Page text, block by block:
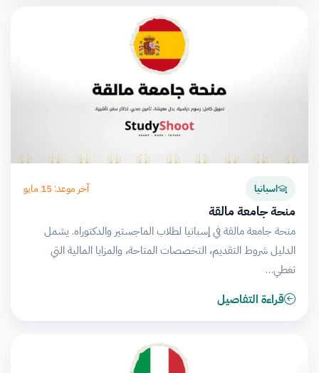
اسبانيا آخر موعد: 15 مايو
منحة جامعة مالقة
منحة جامعة مالقة في إسبانيا لطلاب الماجستير والدكتوراه. يشمل
الدليل شروط التقديم، التخصصات المتاحة، والمزايا المالية التي
تغطي…
قراءة التفاصيل